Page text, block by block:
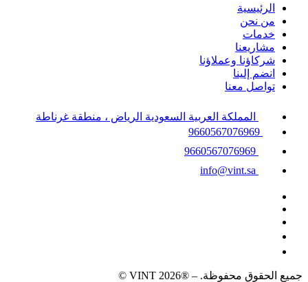
الرئيسية
من نحن
خدمات
مشاريعنا
شركاؤنا وعملاؤنا
انضم إلينا
تواصل معنا
المملكة العربية السعودية الرياض ، منطقة غرناطة
9660567076969
9660567076969
info@vint.sa
جميع الحقوق محفوظة. – ®VINT 2026 ©